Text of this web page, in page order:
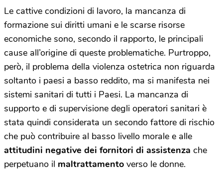
Le cattive condizioni di lavoro, la mancanza di
formazione sui diritti umani e le scarse risorse
economiche sono, secondo il rapporto, le principali
cause all’origine di queste problematiche. Purtroppo,
però, il problema della violenza ostetrica non riguarda
soltanto i paesi a basso reddito, ma si manifesta nei
sistemi sanitari di tutti i Paesi. La mancanza di
supporto e di supervisione degli operatori sanitari è
stata quindi considerata un secondo fattore di rischio
che può contribuire al basso livello morale e alle
attitudini negative dei fornitori di assistenza che
perpetuano il maltrattamento verso le donne.